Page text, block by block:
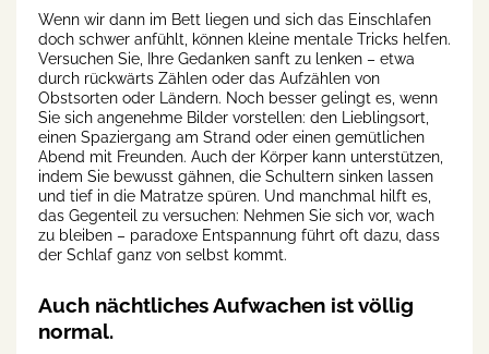
Wenn wir dann im Bett liegen und sich das Einschlafen
doch schwer anfühlt, können kleine mentale Tricks helfen.
Versuchen Sie, Ihre Gedanken sanft zu lenken – etwa
durch rückwärts Zählen oder das Aufzählen von
Obstsorten oder Ländern. Noch besser gelingt es, wenn
Sie sich angenehme Bilder vorstellen: den Lieblingsort,
einen Spaziergang am Strand oder einen gemütlichen
Abend mit Freunden. Auch der Körper kann unterstützen,
indem Sie bewusst gähnen, die Schultern sinken lassen
und tief in die Matratze spüren. Und manchmal hilft es,
das Gegenteil zu versuchen: Nehmen Sie sich vor, wach
zu bleiben – paradoxe Entspannung führt oft dazu, dass
der Schlaf ganz von selbst kommt.
Auch nächtliches Aufwachen ist völlig
normal.